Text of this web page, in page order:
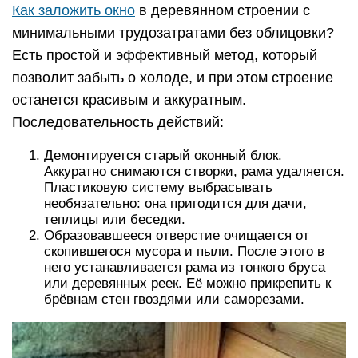
Как заложить окно в деревянном строении с
минимальными трудозатратами без облицовки?
Есть простой и эффективный метод, который
позволит забыть о холоде, и при этом строение
останется красивым и аккуратным.
Последовательность действий:
Демонтируется старый оконный блок.
Аккуратно снимаются створки, рама удаляется.
Пластиковую систему выбрасывать
необязательно: она пригодится для дачи,
теплицы или беседки.
Образовавшееся отверстие очищается от
скопившегося мусора и пыли. После этого в
него устанавливается рама из тонкого бруса
или деревянных реек. Её можно прикрепить к
брёвнам стен гвоздями или саморезами.